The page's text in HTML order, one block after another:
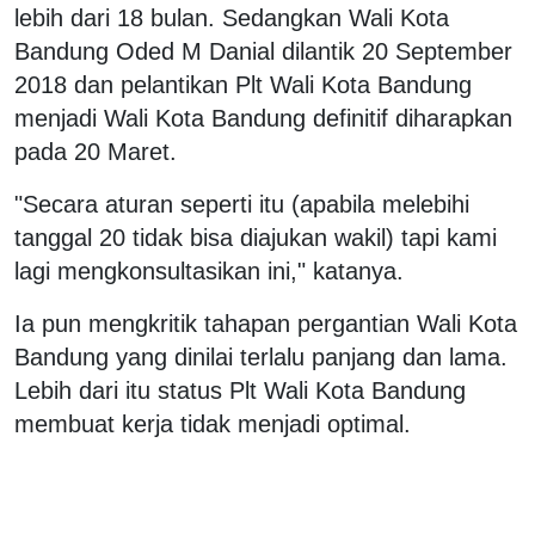
lebih dari 18 bulan. Sedangkan Wali Kota
Bandung Oded M Danial dilantik 20 September
2018 dan pelantikan Plt Wali Kota Bandung
menjadi Wali Kota Bandung definitif diharapkan
pada 20 Maret.
"Secara aturan seperti itu (apabila melebihi
tanggal 20 tidak bisa diajukan wakil) tapi kami
lagi mengkonsultasikan ini," katanya.
Ia pun mengkritik tahapan pergantian Wali Kota
Bandung yang dinilai terlalu panjang dan lama.
Lebih dari itu status Plt Wali Kota Bandung
membuat kerja tidak menjadi optimal.